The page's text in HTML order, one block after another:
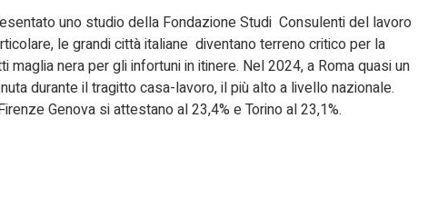
uno studio della Fondazione Studi Consulenti del lavoro
le grandi città italiane diventano terreno critico per la
nera per gli infortuni in itinere. Nel 2024, a Roma quasi un
durante il tragitto casa-lavoro, il più alto a livello nazionale.
Genova si attestano al 23,4% e Torino al 23,1%.